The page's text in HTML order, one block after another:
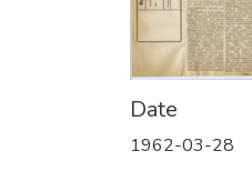
Date
1962-03-28